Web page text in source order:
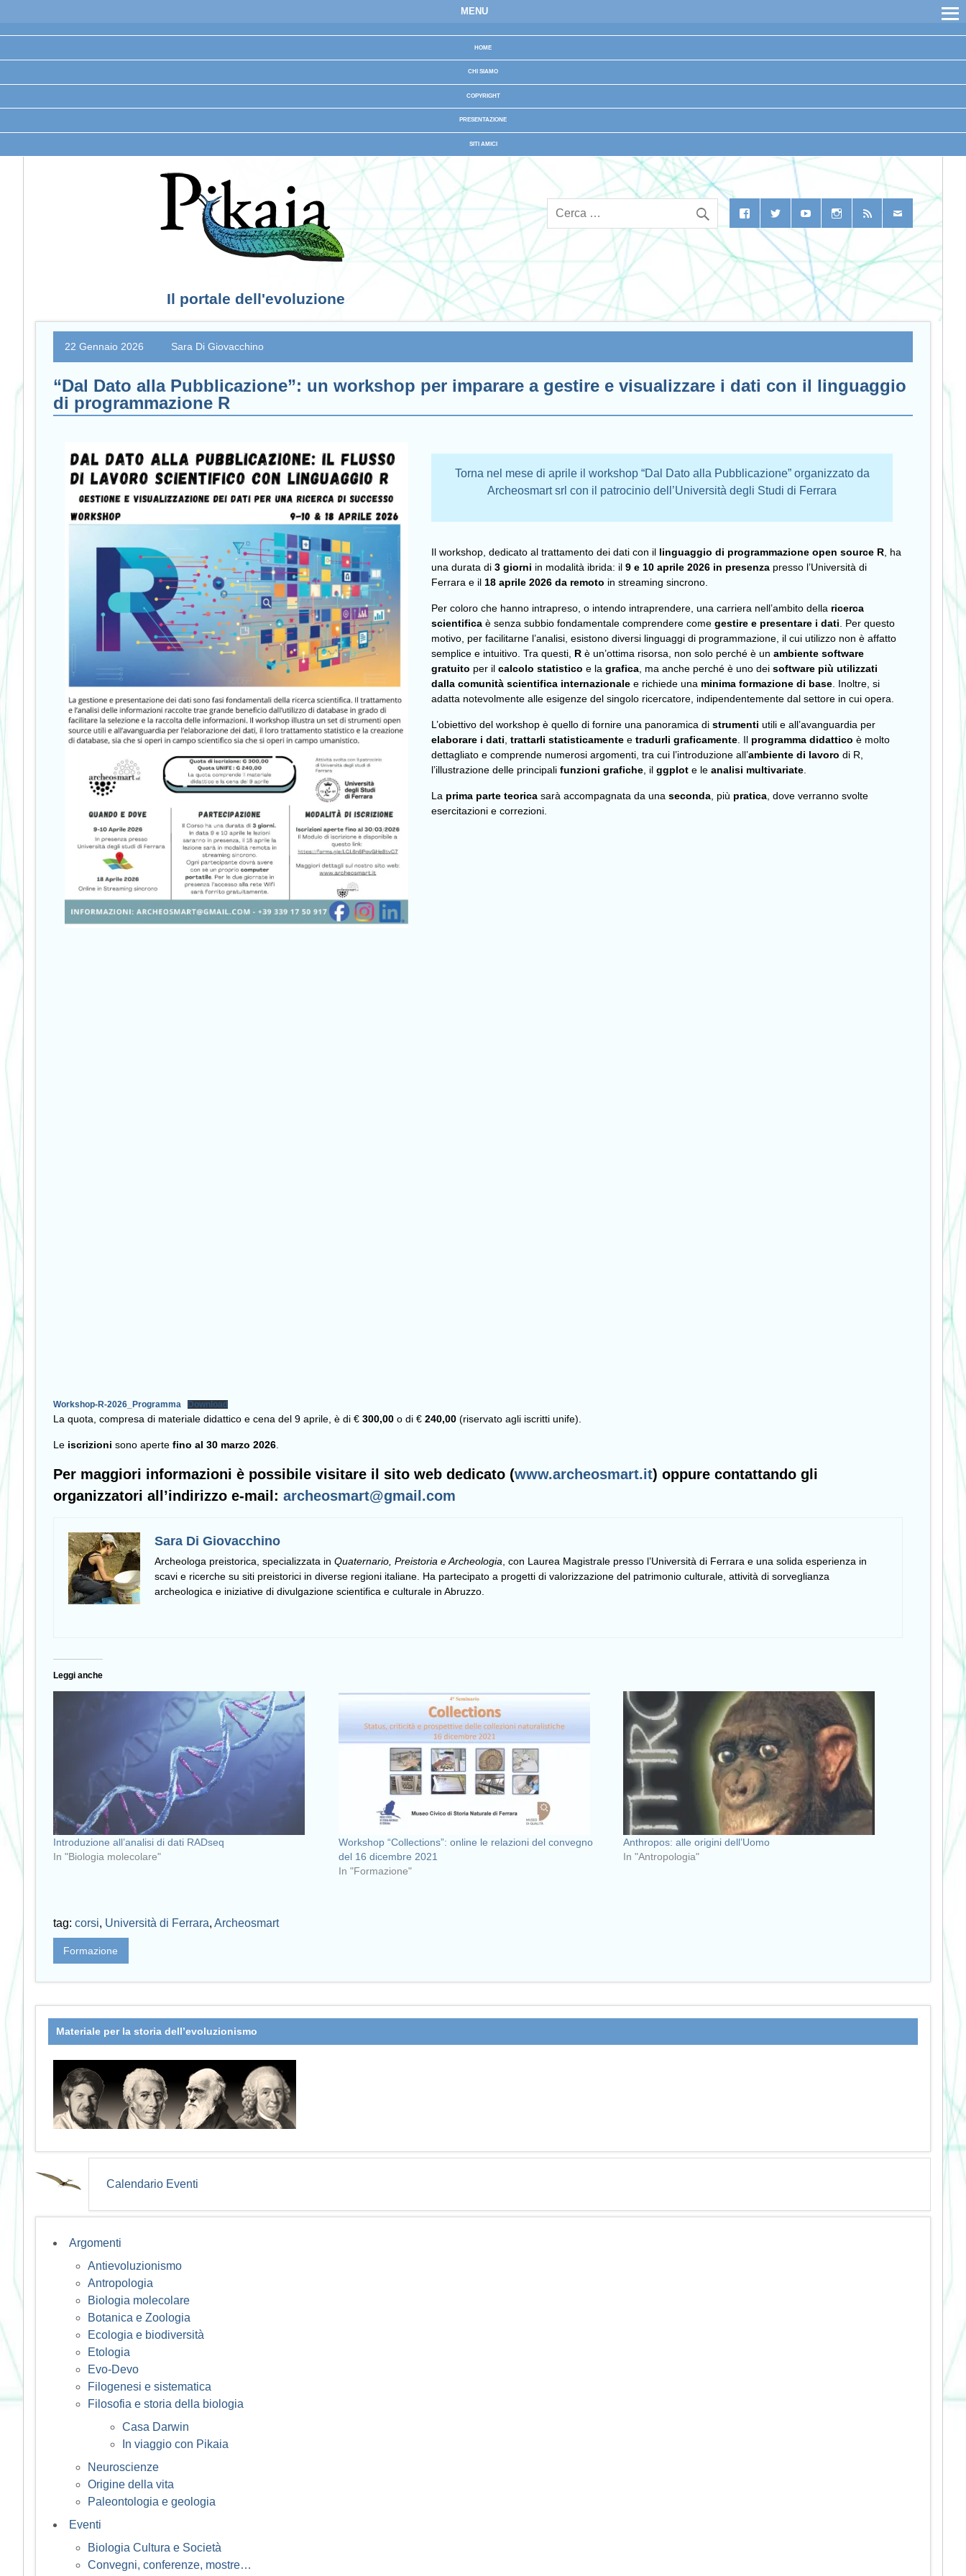
MENU
HOME
CHI SIAMO
COPYRIGHT
PRESENTAZIONE
SITI AMICI
Il portale dell'evoluzione
22 Gennaio 2026 Sara Di Giovacchino
“Dal Dato alla Pubblicazione”: un workshop per imparare a gestire e visualizzare i dati con il linguaggio
di programmazione R
Torna nel mese di aprile il workshop “Dal Dato alla Pubblicazione” organizzato da
Archeosmart srl con il patrocinio dell’Università degli Studi di Ferrara
Il workshop, dedicato al trattamento dei dati con il linguaggio di programmazione open source R , ha
una durata di3 giorni in modalità ibrida: il9 e 10 aprile 2026 in presenza presso l’Università di
Ferrara e il 18 aprile 2026 da remoto in streaming sincrono.
Per coloro che hanno intrapreso, o intendo intraprendere, una carriera nell’ambito della ricerca
scientifica è senza subbio fondamentale comprendere comegestire e presentare i dati . Per questo
motivo, per facilitarne l’analisi, esistono diversi linguaggi di programmazione, il cui utilizzo non è affatto
semplice e intuitivo. Tra questi, R è un’ottima risorsa, non solo perché è unambiente software
gratuito per ilcalcolo statistico e lagrafica , ma anche perché è uno deisoftware più utilizzati
dalla comunità scientifica internazionale e richiede una minima formazione di base . Inoltre, si
adatta notevolmente alle esigenze del singolo ricercatore, indipendentemente dal settore in cui opera.
L’obiettivo del workshop è quello di fornire una panoramica distrumentiutili e all’avanguardia per
elaborare i dati ,trattarli statisticamente etradurli graficamente . Il programma didattico è molto
dettagliato e comprende numerosi argomenti, tra cui l’introduzione all’ambiente di lavorodi R,
l’illustrazione delle principalifunzioni grafiche , ilggplot e leanalisi multivariate
La prima parte teorica sarà accompagnata da unaseconda , più pratica , dove verranno svolte
esercitazioni e correzioni.
Workshop-R-2026_Programma Download
La quota, compresa di materiale didattico e cena del 9 aprile, è di € 300,00 o di € 240,00 (riservato agli iscritti unife).
Le iscrizioni sono aperte fino al 30 marzo 2026
Per maggiori informazioni è possibile visitare il sito web dedicato (www.archeosmart.it) oppure contattando gli
organizzatori all’indirizzo e-mail: archeosmart@gmail.com
Sara Di Giovacchino
Archeologa preistorica , specializzata in Quaternario, Preistoria e Archeologia , con Laurea Magistrale presso l’Università di Ferrara e una solida esperienza in
scavi e ricerche su siti preistorici in diverse regioni italiane. Ha partecipato a progetti di valorizzazione del patrimonio culturale, attività di sorveglianza
archeologica e iniziative di divulgazione scientifica e culturale in Abruzzo.
Leggi anche
Introduzione all’analisi di dati RADseq
In "Biologia molecolare"
Workshop “Collections”: online le relazioni del convegno
del 16 dicembre 2021
In "Formazione"
Anthropos: alle origini dell’Uomo
In "Antropologia"
tag: corsi, Università di Ferrara, Archeosmart
Formazione
Materiale per la storia dell’evoluzionismo
Calendario Eventi
Argomenti
Antievoluzionismo
Antropologia
Biologia molecolare
Botanica e Zoologia
Ecologia e biodiversità
Etologia
Evo-Devo
Filogenesi e sistematica
Filosofia e storia della biologia
Casa Darwin
In viaggio con Pikaia
Neuroscienze
Origine della vita
Paleontologia e geologia
Eventi
Biologia Cultura e Società
Convegni, conferenze, mostre…